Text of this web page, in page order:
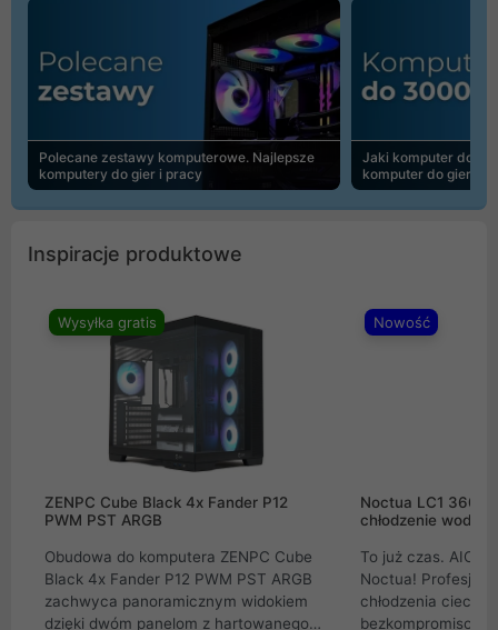
Polecane zestawy komputerowe. Najlepsze
komputery do gier i pracy
Jaki komputer do
komputer do gier |
Inspiracje produktowe
Wysyłka gratis
ZENPC Cube Black 4x Fander P12
PWM PST ARGB
Obudowa do komputera ZENPC Cube
Black 4x Fander P12 PWM PST ARGB
zachwyca panoramicznym widokiem
dzięki dwóm panelom z hartowanego
Nowość
Noctua LC1
chłodzenie wodne
To już czas. AIO
Noctua!
chłodzenia cieczą